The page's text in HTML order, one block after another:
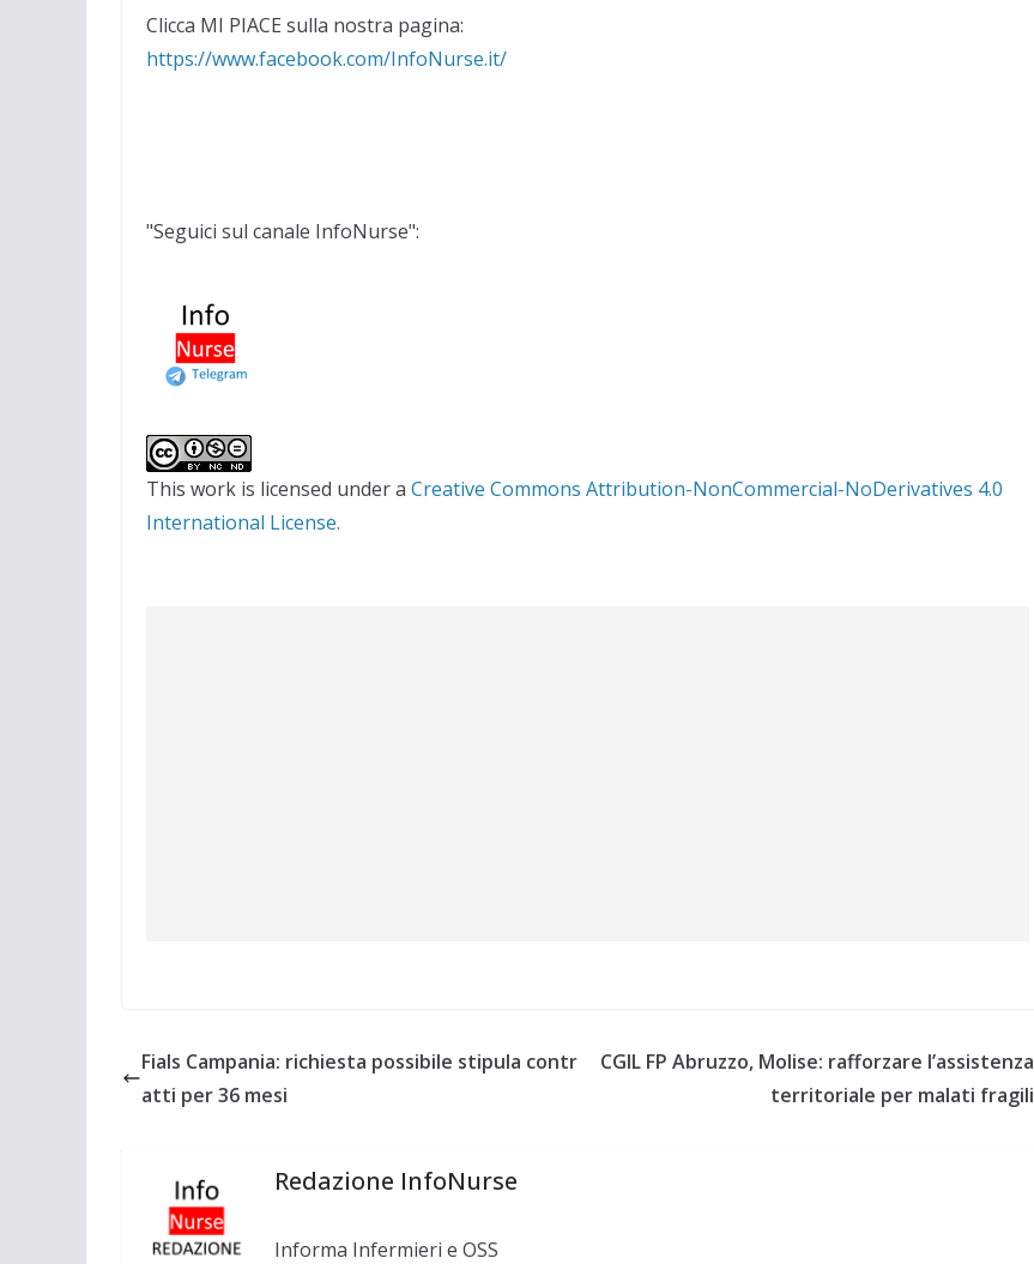
Clicca MI PIACE sulla nostra pagina:
https://www.facebook.com/InfoNurse.it/
"Seguici sul canale InfoNurse":
This work is licensed under a Creative Commons Attribution-NonCommercial-NoDerivatives 4.0
International License.
Fials Campania: richiesta possibile stipula contr
atti per 36 mesi
CGIL FP Abruzzo, Molise: rafforzare l’assistenza
territoriale per malati fragili
Redazione InfoNurse
Informa Infermieri e OSS